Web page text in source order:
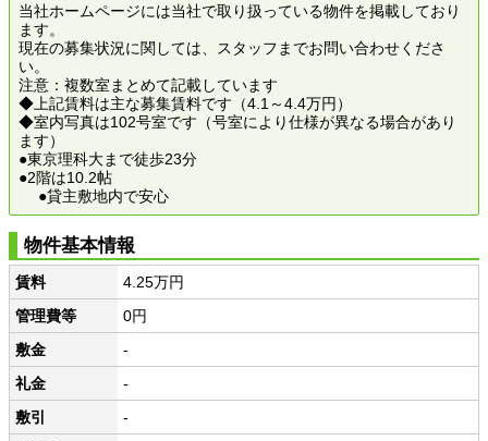
当社ホームページには当社で取り扱っている物件を掲載しており
ます。
現在の募集状況に関しては、スタッフまでお問い合わせくださ
い。
注意：複数室まとめて記載しています
◆上記賃料は主な募集賃料です（4.1～4.4万円）
◆室内写真は102号室です（号室により仕様が異なる場合があり
ます）
●東京理科大まで徒歩23分
●2階は10.2帖
●貸主敷地内で安心
物件基本情報
賃料
4.25万円
管理費等
0円
敷金
-
礼金
-
敷引
-